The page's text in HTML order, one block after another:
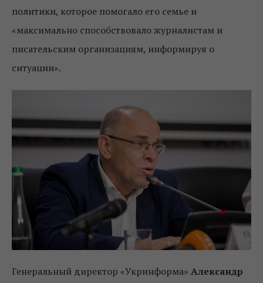
политики, которое помогало его семье и
«максимально способствовало журналистам и
писательским организациям, информируя о
ситуации».
Генеральный директор «Укринформа» Александр